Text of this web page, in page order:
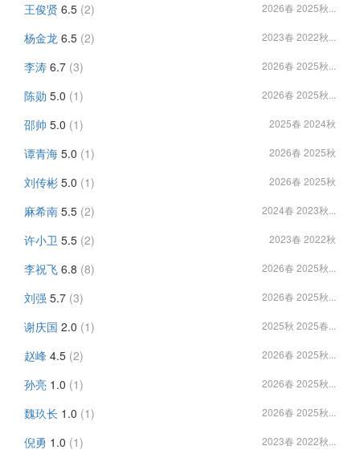
王俊贤 6.5 (2) 2026春 2025秋...
杨金龙 6.5 (2) 2023春 2022秋...
李涛 6.7 (3) 2026春 2025秋...
陈勋 5.0 (1) 2026春 2025秋...
邵帅 5.0 (1) 2025春 2024秋
谭青海 5.0 (1) 2026春 2025秋
刘传彬 5.0 (1) 2026春 2025秋
麻希南 5.5 (2) 2024春 2023秋...
许小卫 5.5 (2) 2023春 2022秋
李祝飞 6.8 (8) 2026春 2025秋...
刘强 5.7 (3) 2026春 2025秋...
谢庆国 2.0 (1) 2025秋 2025春...
赵峰 4.5 (2) 2026春 2025秋...
孙亮 1.0 (1) 2026春 2025秋...
魏玖长 1.0 (1) 2026春 2025秋...
倪勇 1.0 (1) 2023春 2022秋...